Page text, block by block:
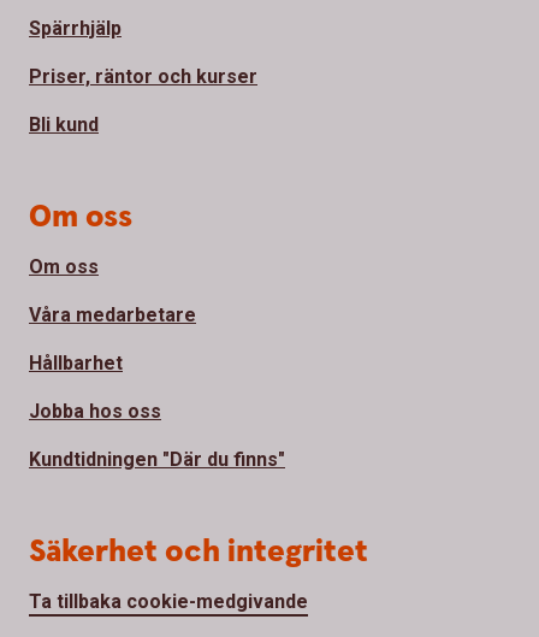
Spärrhjälp
Priser, räntor och kurser
Bli kund
Om oss
Om oss
Våra medarbetare
Hållbarhet
Jobba hos oss
Kundtidningen "Där du finns"
Säkerhet och integritet
Ta tillbaka cookie-medgivande